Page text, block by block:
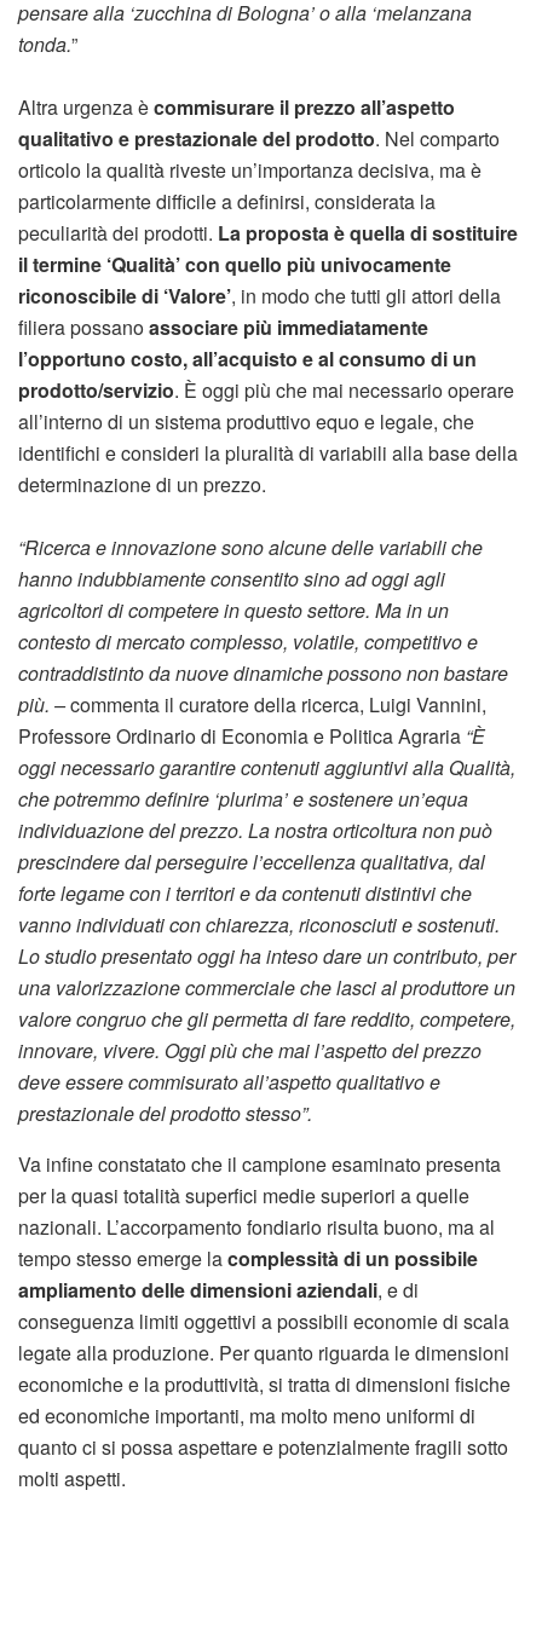
pensare alla ‘zucchina di Bologna’ o alla ‘melanzana
tonda.”
Altra urgenza ècommisurare il prezzo all’aspetto
qualitativo e prestazionale del prodotto. Nel comparto
orticolo la qualità riveste un’importanza decisiva, ma è
particolarmente difficile a definirsi, considerata la
peculiarità dei prodotti. La proposta è quella di sostituire
il termine ‘Qualità’ con quello più univocamente
riconoscibile di ‘Valore’, in modo che tutti gli attori della
filiera possanoassociare più immediatamente
l’opportuno costo, all’acquisto e al consumo di un
prodotto/servizio. È oggi più che mai necessario operare
all’interno di un sistema produttivo equo e legale, che
identifichi e consideri la pluralità di variabili alla base della
determinazione di un prezzo.
“Ricerca e innovazione sono alcune delle variabili che
hanno indubbiamente consentito sino ad oggi agli
agricoltori di competere in questo settore. Ma in un
contesto di mercato complesso, volatile, competitivo e
contraddistinto da nuove dinamiche possono non bastare
più. –commenta il curatore della ricerca, Luigi Vannini,
Professore Ordinario di Economia e Politica Agraria “È
oggi necessario garantire contenuti aggiuntivi alla Qualità,
che potremmo definire ‘plurima’ e sostenere un’equa
individuazione del prezzo. La nostra orticoltura non può
prescindere dal perseguire l’eccellenza qualitativa, dal
forte legame con i territori e da contenuti distintivi che
vanno individuati con chiarezza, riconosciuti e sostenuti.
Lo studio presentato oggi ha inteso dare un contributo, per
una valorizzazione commerciale che lasci al produttore un
valore congruo che gli permetta di fare reddito, competere,
innovare, vivere. Oggi più che mai l’aspetto del prezzo
deve essere commisurato all’aspetto qualitativo e
prestazionale del prodotto stesso”.
Va infine constatato che il campione esaminato presenta
per la quasi totalità superfici medie superiori a quelle
nazionali. L’accorpamento fondiario risulta buono, ma al
tempo stesso emerge lacomplessità di un possibile
ampliamento delle dimensioni aziendali, e di
conseguenza limiti oggettivi a possibili economie di scala
legate alla produzione. Per quanto riguarda le dimensioni
economiche e la produttività, si tratta di dimensioni fisiche
ed economiche importanti, ma molto meno uniformi di
quanto ci si possa aspettare e potenzialmente fragili sotto
molti aspetti.